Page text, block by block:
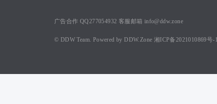
广告合作 QQ277054932 客服邮箱 info@ddw.zone
© DDW Team. Powered byDDW.Zone 湘ICP备2021010869号-